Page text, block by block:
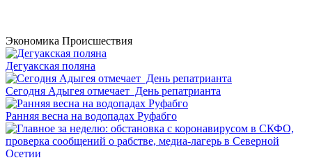
Экономика Происшествия
Дегуакская поляна
Сегодня Адыгея отмечает День репатрианта
Ранняя весна на водопадах Руфабго